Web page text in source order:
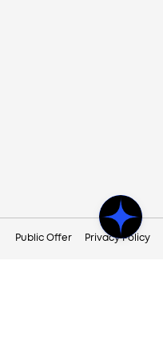
Public Offer Privacy Policy